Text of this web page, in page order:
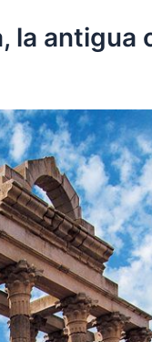
la antigua